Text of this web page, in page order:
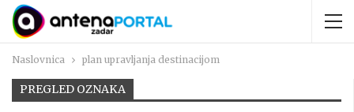
Naslovnica plan upravljanja destinacijom
PREGLED OZNAKA